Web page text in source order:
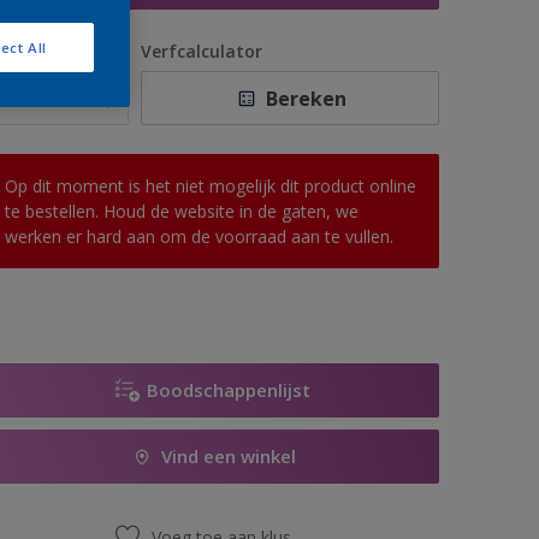
Verfcalculator
Bereken
Op dit moment is het niet mogelijk dit product online
te bestellen. Houd de website in de gaten, we
werken er hard aan om de voorraad aan te vullen.
Boodschappenlijst
Vind een winkel
All